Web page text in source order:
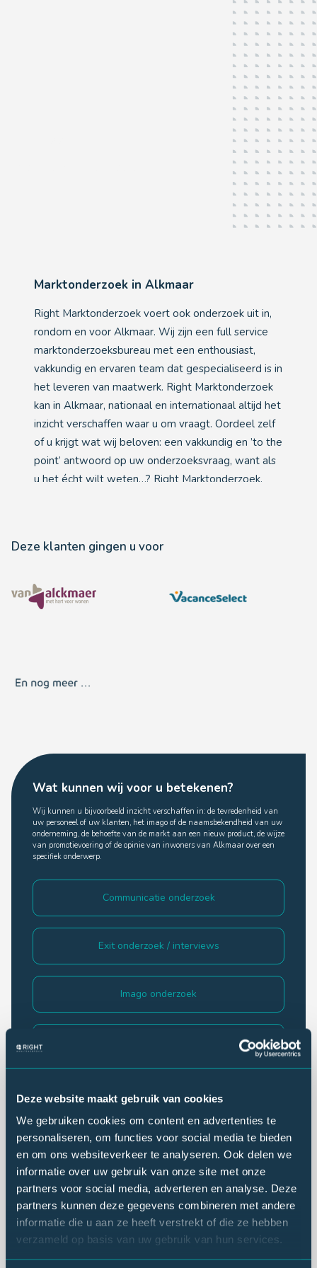
Deze website maakt gebruik van cookies
We gebruiken cookies om content en advertenties te
personaliseren, om functies voor social media te bieden
en om ons websiteverkeer te analyseren. Ook delen we
informatie over uw gebruik van onze site met onze
partners voor social media, adverteren en analyse. Deze
partners kunnen deze gegevens combineren met andere
informatie die u aan ze heeft verstrekt of die ze hebben
verzameld op basis van uw gebruik van hun services.
Marktonderzoek in Alkmaar
Right Marktonderzoek voert ook onderzoek uit in,
rondom en voor Alkmaar. Wij zijn een full service
marktonderzoeksbureau met een enthousiast,
vakkundig en ervaren team dat gespecialiseerd is in
het leveren van maatwerk. Right Marktonderzoek
kan in Alkmaar, nationaal en internationaal altijd het
inzicht verschaffen waar u om vraagt. Oordeel zelf
of u krijgt wat wij beloven: een vakkundig en ’to the
point’ antwoord op uw onderzoeksvraag, want als
u het écht wilt weten…? Right Marktonderzoek.
Deze klanten gingen u voor
Wat kunnen wij voor u betekenen?
Wij kunnen u bijvoorbeeld inzicht verschaffen in: de tevredenheid van
uw personeel of uw klanten, het imago of de naamsbekendheid van uw
onderneming, de behoefte van de markt aan een nieuw product, de wijze
van promotievoering of de opinie van inwoners van Alkmaar over een
specifiek onderwerp.
Communicatie onderzoek
Exit onderzoek / interviews
Imago onderzoek
Luisteronderzoek
eNPS
Behoefte-onderzoek